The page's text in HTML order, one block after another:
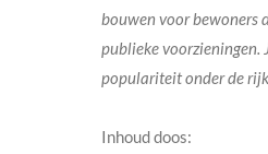
bouwen voor bewoners
publieke voorzieningen.
populariteit onder de
Inhoud doos: